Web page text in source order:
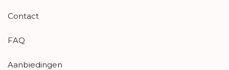
Contact
FAQ
Aanbiedingen